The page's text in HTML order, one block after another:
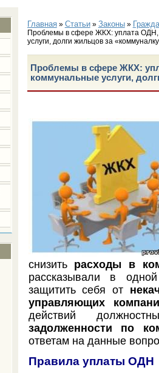
Главная» Статьи» Законы»
Проблемы в сфере ЖКХ: уплата ОДН,
услуги, долги жильцов за
Проблемы в сфере ЖКХ:
коммунальные услуги,
снизить расходы в
рассказывали в
защитить себя от
управляющих
действий
задолженности по
ответам на данные
Правила уплаты ОДН